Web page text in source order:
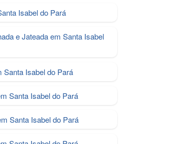
Isabel do Pará
e Jateada em Santa Isabel
Santa Isabel do Pará
Santa Isabel do Pará
Santa Isabel do Pará